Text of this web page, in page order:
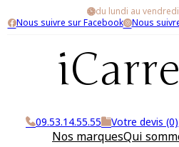
du lundi au
Nous suivre sur Facebook
Nous
09.53.14.55.55 Votre devis (0)
Nos marquesQui